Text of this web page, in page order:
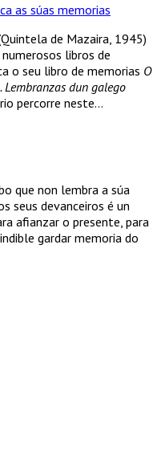
as súas memorias
de Mazaira, 1945)
libros de
o seu libro de memorias O
dun galego
percorre neste...
que non lembra a súa
seus devanceiros é un
afianzar o presente, para
gardar memoria do